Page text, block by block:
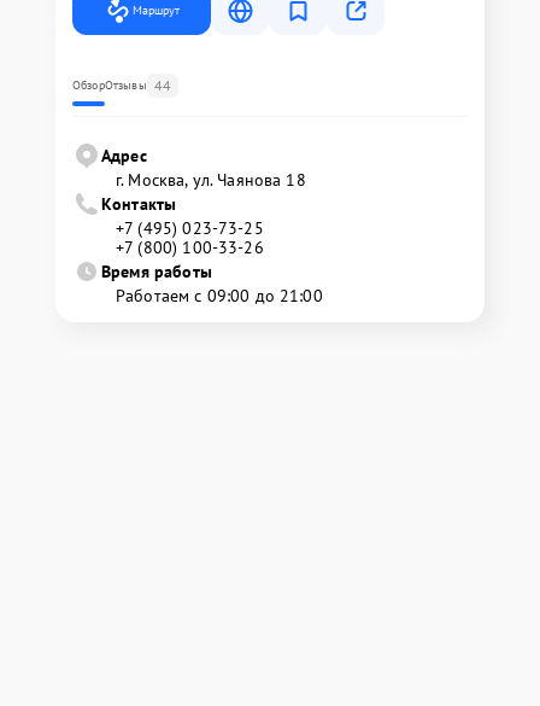
Маршрут
ОбзорОтзывы 44
Адрес
г. Москва, ул. Чаянова 18
Контакты
+7 (495) 023-73-25
+7 (800) 100-33-26
Время работы
Работаем с 09:00 до 21:00